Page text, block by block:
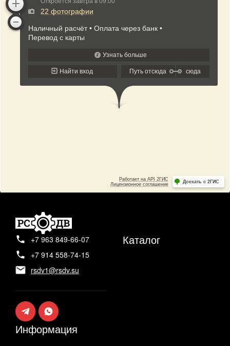
+7 963 849-66-07
+7 914 558-74-15
rsdv1@rsdv.su
Каталог
Информация